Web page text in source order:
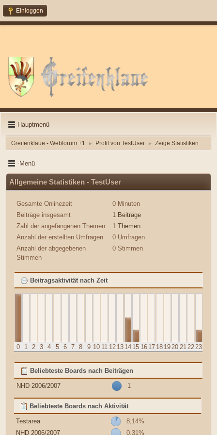
Einloggen
Hauptmenü
Greifenklaue - Webforum +1 ► Profil von TestUser ► Zeige Statistiken
-Menü
Allgemeine Statistiken - TestUser
Gesamte Onlinezeit
0 Minuten
Beiträge insgesamt
1 Beiträge
Zahl der angefangenen Themen
1 Themen
Anzahl der erstellten Umfragen
0 Umfragen
Anzahl der abgegebenen
Stimmen
0 Stimmen
Beitragsaktivität nach Zeit
0 1 2 3 4 5 6 7 8 9 10 11 12 13 14 15 16 17 18 19 20 21 22 23
Beliebteste Boards nach Beiträgen
NHD 2006/2007 1
Beliebteste Boards nach Aktivität
Testarea
8,14%
NHD 2006/2007
0,31%